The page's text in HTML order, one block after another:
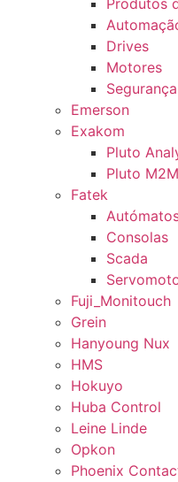
Produtos
Drives
Motores
Emerson
Exakom
Pluto
Pluto M2M
Fatek
Consolas
Scada
Fuji_Monitouch
Grein
Hanyoung Nux
HMS
Hokuyo
Huba Control
Leine Linde
Opkon
Phoenix